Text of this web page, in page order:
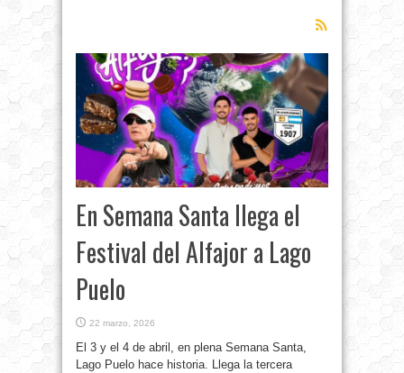
En Semana Santa llega el
Festival del Alfajor a Lago
Puelo
22 marzo, 2026
El 3 y el 4 de abril, en plena Semana Santa,
Lago Puelo hace historia. Llega la tercera